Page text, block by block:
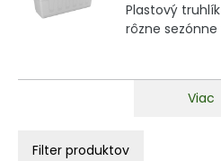
Plastový
rôzne
Viac
Filter produktov